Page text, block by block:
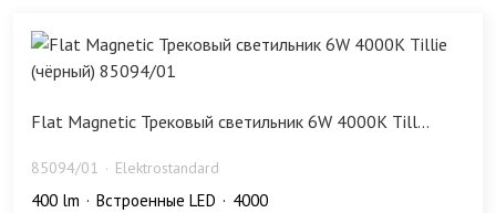
Flat Magnetic Трековый светильник 6W 4000K Till...
85094/01 Elektrostandard
400 lm Встроенные LED 4000